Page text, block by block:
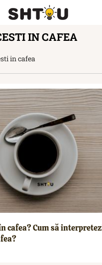
IN CAFEA
in cafea
cafea? Cum să